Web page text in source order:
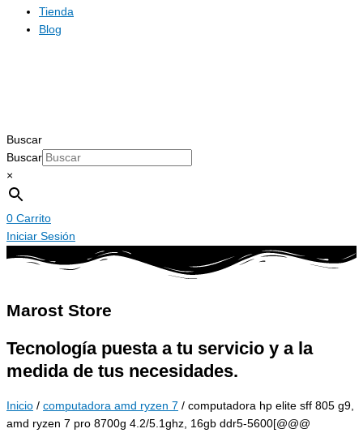
Tienda
Blog
Buscar
Buscar
×
0 Carrito
Iniciar Sesión
Marost Store
Tecnología puesta a tu servicio y a la
medida de tus necesidades.
Inicio / computadora amd ryzen 7 / computadora hp elite sff 805 g9,
amd ryzen 7 pro 8700g 4.2/5.1ghz, 16gb ddr5-5600[@@@